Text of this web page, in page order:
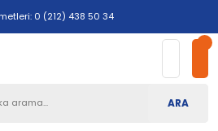
0 (212) 438 50 34
ARA